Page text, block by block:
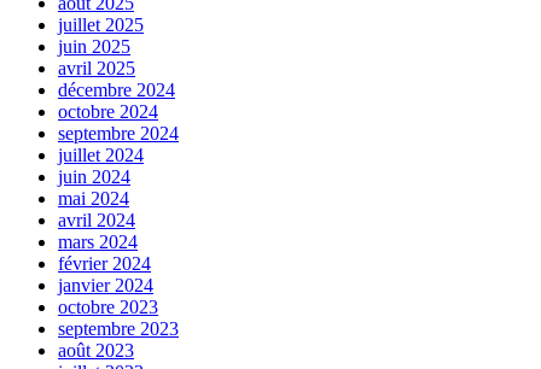
juillet 2025
juin 2025
avril 2025
décembre 2024
octobre 2024
septembre 2024
juillet 2024
juin 2024
mai 2024
avril 2024
mars 2024
février 2024
janvier 2024
octobre 2023
septembre 2023
août 2023